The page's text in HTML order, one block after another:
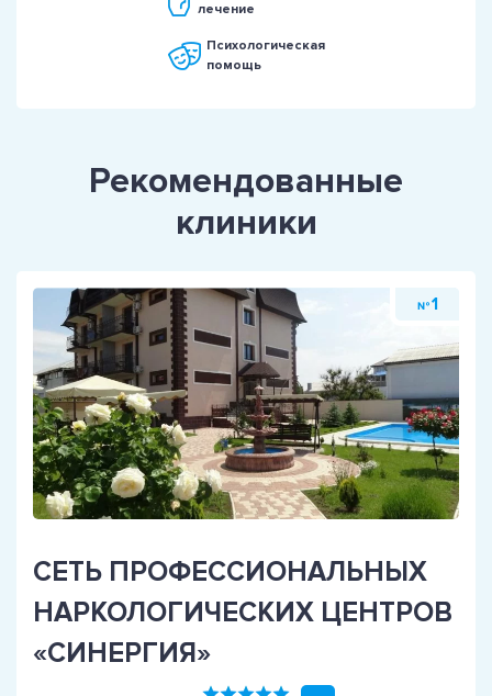
лечение
Психологическая
помощь
Рекомендованные
клиники
№ 1
СЕТЬ ПРОФЕССИОНАЛЬНЫХ
НАРКОЛОГИЧЕСКИХ ЦЕНТРОВ
«СИНЕРГИЯ»